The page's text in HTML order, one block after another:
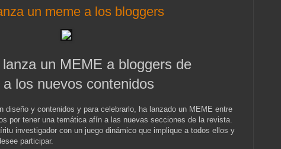
un meme a los bloggers
un MEME a bloggers de
los nuevos contenidos
diseño y contenidos y para celebrarlo, ha lanzado un MEME entre
por tener una temática afín a las nuevas secciones de la revista.
investigador con un juego dinámico que implique a todos ellos y
participar.